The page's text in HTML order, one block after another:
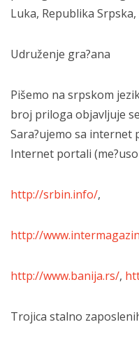
Luka, Republika
Udruženje gra?ana
Pišemo na srpskom
broj priloga objavljuje
Sara?ujemo sa
Internet portali
http://srbin.info/,
http://
http://www.banija.rs/,
Trojica stalno